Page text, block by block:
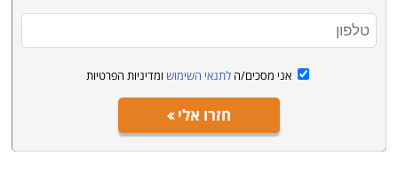
אני מסכים/ה לתנאי השימוש ומדיניות הפרטיות
חזרו אלי